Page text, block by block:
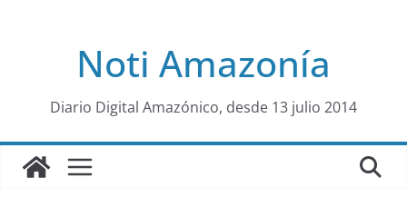
al
Noti Amazonía
Diario Digital Amazónico, desde 13 julio 2014